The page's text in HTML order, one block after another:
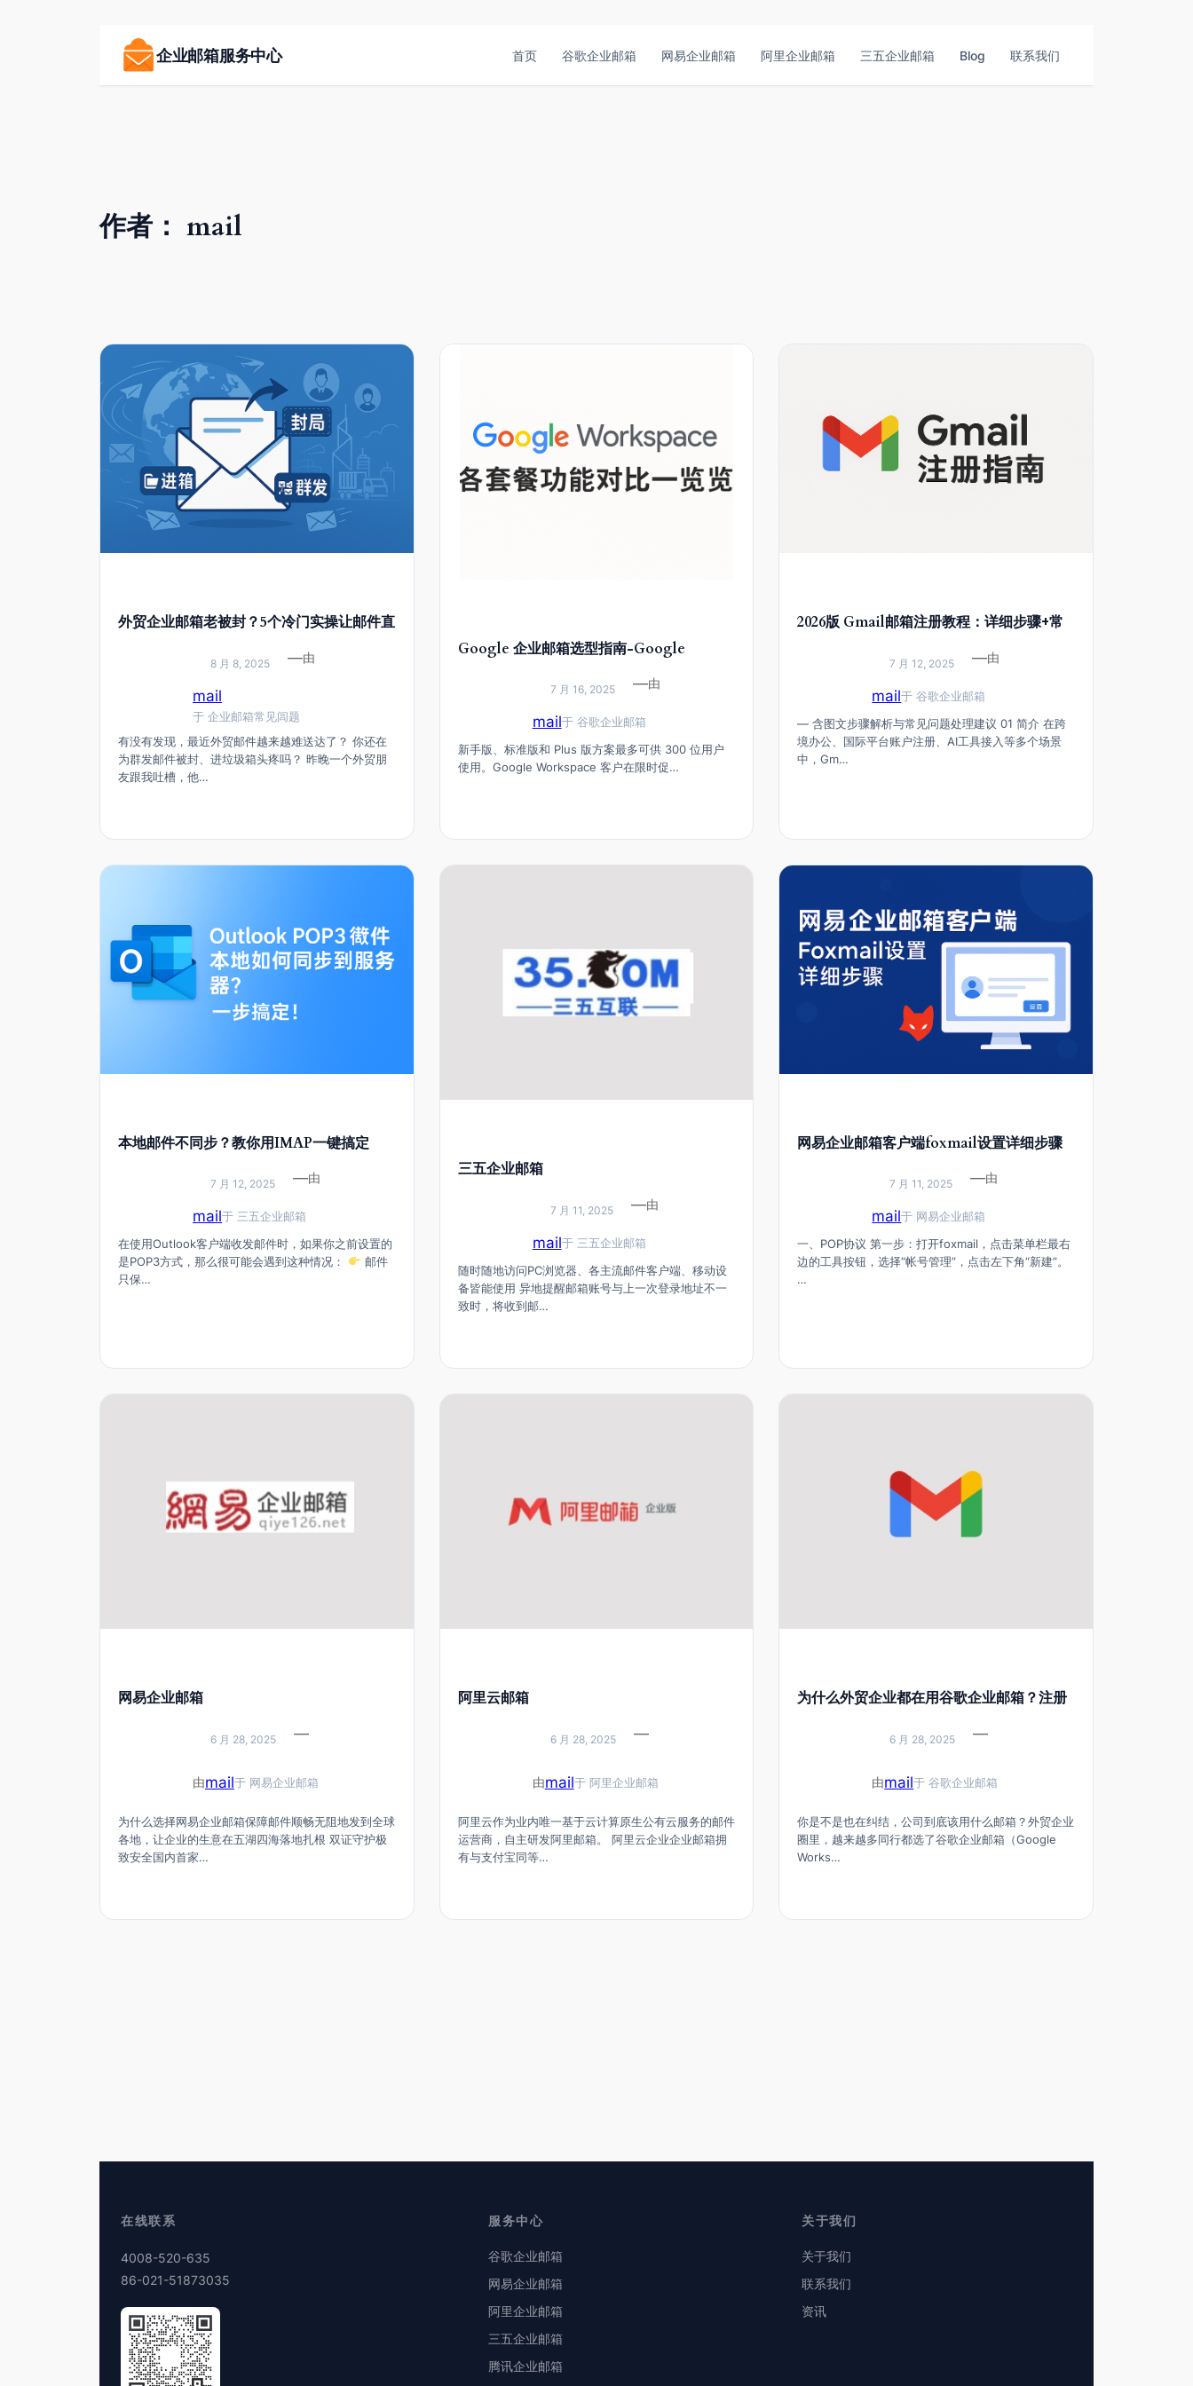
企业邮箱服务中心 首页 谷歌企业邮箱 网易企业邮箱 阿里企业邮箱 三五企业邮箱 Blog 联系我们
作者： mail
外贸企业邮箱老被封？5个冷门实操让邮件直
8 月 8, 2025 —由
mail
于 企业邮箱常见闾题
有没有发现，最近外贸邮件越来越难送达了？ 你还在
为群发邮件被封、进垃圾箱头疼吗？ 昨晚一个外贸朋
友跟我吐槽，他…
Google 企业邮箱选型指南-Google
（Business Starter/Standard/Plus）
7 月 16, 2025 —由
mail于 谷歌企业邮箱
新手版、标准版和 Plus 版方案最多可供 300 位用户
使用。Google Workspace 客户在限时促…
2026版 Gmail邮箱注册教程：详细步骤+常
7 月 12, 2025 —由
mail于谷歌企业邮箱
— 含图文步骤解析与常见问题处理建议 01 简介 在跨
境办公、国际平台账户注册、AI工具接入等多个场景
中，Gm…
本地邮件不同步？教你用IMAP一键搞定
7 月 12, 2025 —由
mail于 三五企业邮箱
在使用Outlook客户端收发邮件时，如果你之前设置的
是POP3方式，那么很可能会遇到这种情况：
邮件
只保…
三五企业邮箱
7 月 11, 2025 —由
mail于 三五企业邮箱
随时随地访问PC浏览器、各主流邮件客户端、移动设
备皆能使用 异地提醒邮箱账号与上一次登录地址不一
致时，将收到邮…
网易企业邮箱客户端foxmail设置详细步骤
7 月 11, 2025 —由
mail于 网易企业邮箱
一、POP协议 第一步：打开foxmail，点击菜单栏最右
边的工具按钮，选择“帐号管理”，点击左下角“新建”。
…
网易企业邮箱
6 月 28, 2025 —
由mail于 网易企业邮箱
为什么选择网易企业邮箱保障邮件顺畅无阻地发到全球
各地，让企业的生意在五湖四海落地扎根 双证守护极
致安全国内首家…
阿里云邮箱
6 月 28, 2025 —
由mail于 阿里企业邮箱
阿里云作为业内唯一基于云计算原生公有云服务的邮件
运营商，自主研发阿里邮箱。 阿里云企业企业邮箱拥
有与支付宝同等…
为什么外贸企业都在用谷歌企业邮箱？注册
6 月 28, 2025 —
由mail于谷歌企业邮箱
你是不是也在纠结，公司到底该用什么邮箱？外贸企业
圈里，越来越多同行都选了谷歌企业邮箱（Google
Works…
在线联系
4008-520-635
86-021-51873035
服务中心
谷歌企业邮箱
网易企业邮箱
阿里企业邮箱
三五企业邮箱
腾讯企业邮箱
关于我们
关于我们
联系我们
资讯